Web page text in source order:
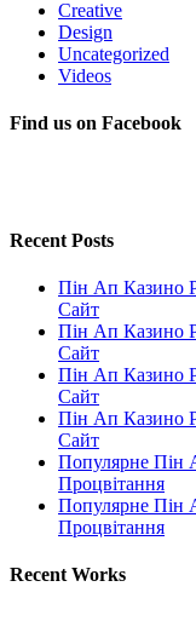
Creative
Design
Uncategorized
Videos
Find us on Facebook
Recent Posts
Пін Ап Казино
Сайт
Пін Ап Казино
Сайт
Пін Ап Казино
Сайт
Пін Ап Казино
Сайт
Популярне Пін
Процвітання
Популярне Пін
Процвітання
Recent Works